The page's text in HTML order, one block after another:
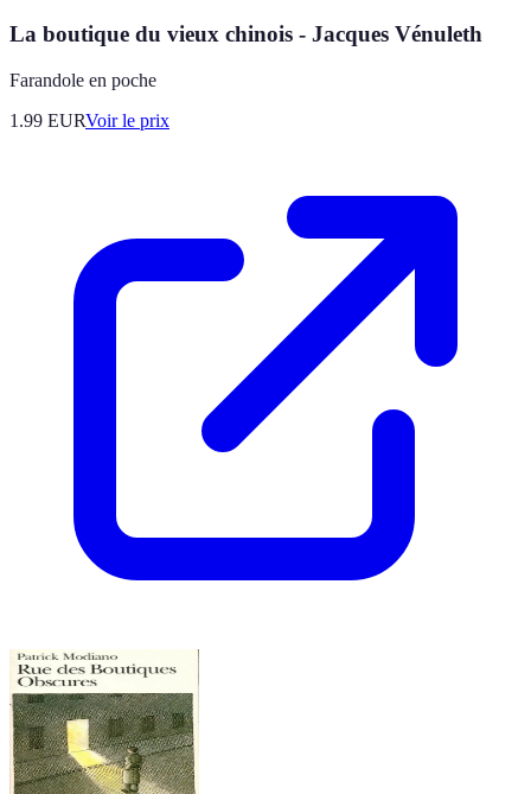
La boutique du vieux chinois - Jacques Vénuleth
Farandole en poche
1.99 EURVoir le prix